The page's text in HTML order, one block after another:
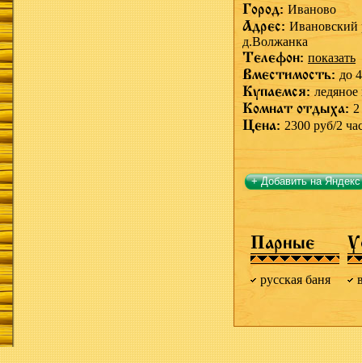
Город: Иваново
Адрес: Ивановский
д.Волжанка
Телефон: показать
Вместимость: до
Купаемся:
Комнат отдыха: 2
Цена: 2300 руб/2
+ Добавить на Яндекс
Парные
русская баня